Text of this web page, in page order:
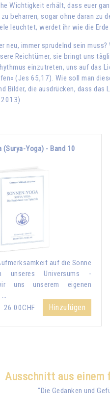
Wichtigkeit erhält, dass euer
beharren, sogar ohne daran
leuchtet, werdet ihr wie die
neu, immer sprudelnd sein
Reichtümer, sie bringt uns
einzutreten, uns auf
(Jes 65,17). Wie soll man
Bilder, die ausdrücken, dass
2013)
(Surya-Yoga) - Band 10
auf die Sonne
unseres Universums -
uns unserem eigenen
…
26.00CHF
Hinzufügen
Ausschnitt aus einem
"Die Gedanken und